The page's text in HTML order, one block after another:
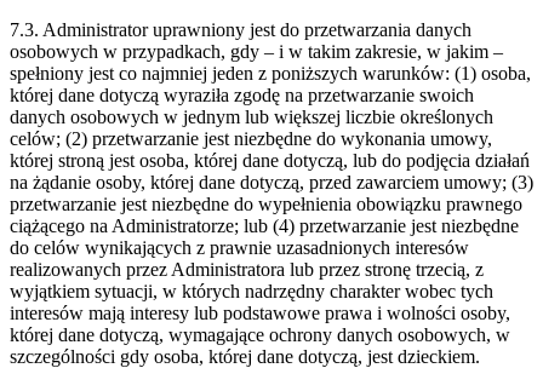
7.3. Administrator uprawniony jest do przetwarzania danych
osobowych w przypadkach, gdy – i w takim zakresie, w jakim –
spełniony jest co najmniej jeden z poniższych warunków: (1) osoba,
której dane dotyczą wyraziła zgodę na przetwarzanie swoich
danych osobowych w jednym lub większej liczbie określonych
celów; (2) przetwarzanie jest niezbędne do wykonania umowy,
której stroną jest osoba, której dane dotyczą, lub do podjęcia działań
na żądanie osoby, której dane dotyczą, przed zawarciem umowy; (3)
przetwarzanie jest niezbędne do wypełnienia obowiązku prawnego
ciążącego na Administratorze; lub (4) przetwarzanie jest niezbędne
do celów wynikających z prawnie uzasadnionych interesów
realizowanych przez Administratora lub przez stronę trzecią, z
wyjątkiem sytuacji, w których nadrzędny charakter wobec tych
interesów mają interesy lub podstawowe prawa i wolności osoby,
której dane dotyczą, wymagające ochrony danych osobowych, w
szczególności gdy osoba, której dane dotyczą, jest dzieckiem.